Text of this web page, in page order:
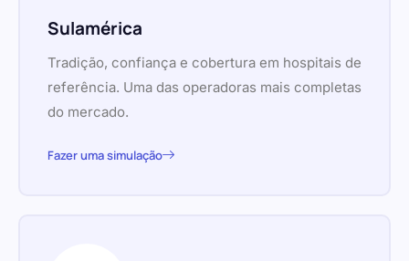
Sulamérica
Tradição, confiança e cobertura em hospitais de
referência. Uma das operadoras mais completas
do mercado.
Fazer uma simulação